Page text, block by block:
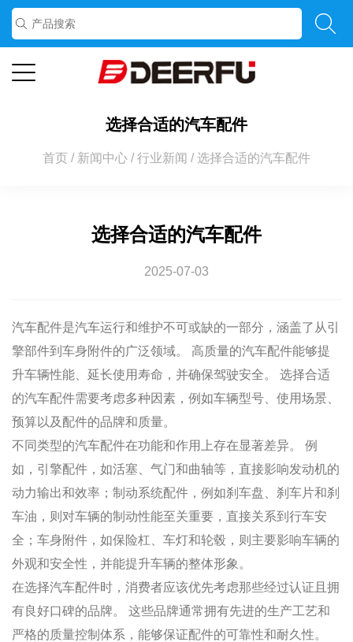
选择合适的汽车配件
首页 / 新闻中心 /行业新闻 /选择合适的汽车配件
选择合适的汽车配件
2025-07-03
汽车配件是汽车运行和维护不可或缺的一部分，涵盖了从引
擎部件到车身附件的广泛领域。 高质量的汽车配件能够提
升车辆性能、延长使用寿命，并确保驾驶安全。 选择合适
的汽车配件需要考虑多种因素，例如车辆型号、使用场景、
预算以及配件的品牌和质量。
不同类型的汽车配件在功能和作用上存在显著差异。 例
如，引擎配件，如活塞、气门和曲轴等，直接影响发动机的
动力输出和效率；制动系统配件，例如刹车盘、刹车片和刹
车油，则对车辆的制动性能至关重要，直接关系到行车安
全；车身附件，如保险杠、车灯和轮毂，则主要影响车辆的
外观和安全性，并能提升车辆的整体形象。
在选择汽车配件时，消费者应该优先考虑那些经过认证且拥
有良好口碑的品牌。 这些品牌通常拥有先进的生产工艺和
严格的质量控制体系，能够保证配件的可靠性和耐久性。